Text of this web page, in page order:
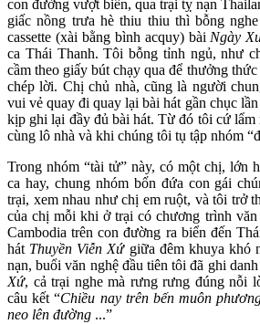
con đường vượt biển, qua trại tỵ nạn
giấc nồng trưa hè thiu thiu thì bỗng
cassette (xài bằng bình acquy) bài Ngày
ca Thái Thanh. Tôi bỗng tỉnh ngủ, như
cầm theo giấy bút chạy qua để thưởng
chép lời. Chị chủ nhà, cũng là người
vui vẻ quay đi quay lại bài hát gần chục lần
kịp ghi lại đầy đủ bài hát. Từ đó tôi cứ lẩm
cùng lô nhà và khi chúng tôi tụ tập nhóm
Trong nhóm “tài tử” này, có một chị, lớn
ca hay, chung nhóm bốn đứa con gái
trại, xem nhau như chị em ruột, và tôi trở
của chị mỗi khi ở trại có chương trình
Cambodia trên con đường ra biển đến
hát Thuyền Viễn Xứgiữa đêm khuya khó
nạn, buổi văn nghệ đầu tiên tôi đã ghi
Xứ, cả trại nghe mà rưng rưng đúng nỗi
câu kết “Chiều nay trên bến muôn
neo lên đường ...”